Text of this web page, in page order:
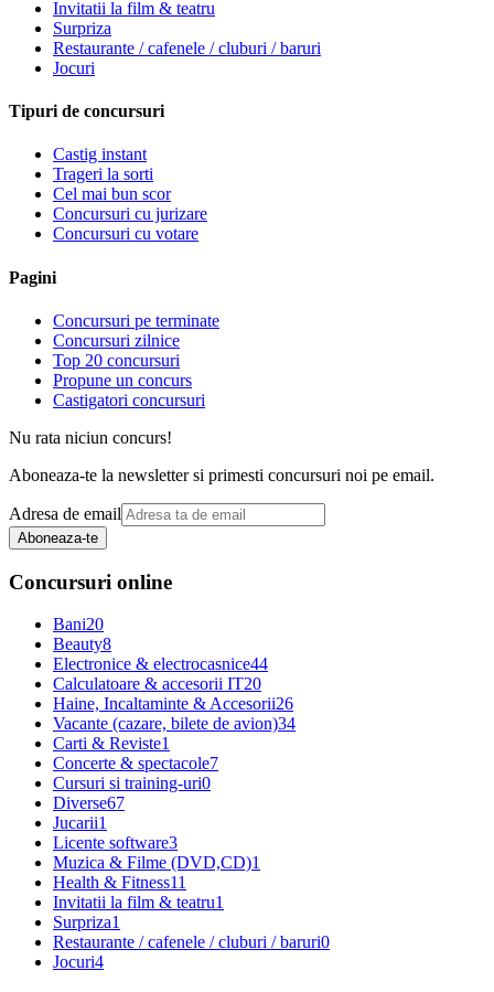
Invitatii la film & teatru
Surpriza
Restaurante / cafenele / cluburi / baruri
Jocuri
Tipuri de concursuri
Castig instant
Trageri la sorti
Cel mai bun scor
Concursuri cu jurizare
Concursuri cu votare
Pagini
Concursuri pe terminate
Concursuri zilnice
Top 20 concursuri
Propune un concurs
Castigatori concursuri
Nu rata niciun concurs!
Aboneaza-te la newsletter si primesti concursuri noi pe email.
Adresa de email
Aboneaza-te
Concursuri online
Bani20
Beauty8
Electronice & electrocasnice44
Calculatoare & accesorii IT20
Haine, Incaltaminte & Accesorii26
Vacante (cazare, bilete de avion)34
Carti & Reviste1
Concerte & spectacole7
Cursuri si training-uri0
Diverse67
Jucarii1
Licente software3
Muzica & Filme (DVD,CD)1
Health & Fitness11
Invitatii la film & teatru1
Surpriza1
Restaurante / cafenele / cluburi / baruri0
Jocuri4